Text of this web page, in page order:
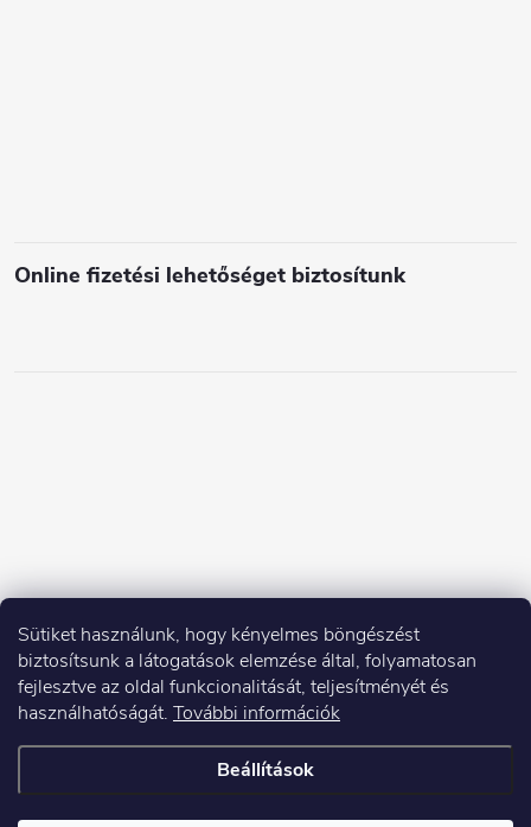
Sütiket használunk, hogy kényelmes böngészést
biztosítsunk a látogatások elemzése által, folyamatosan
fejlesztve az oldal funkcionalitását, teljesítményét és
használhatóságát. További információk
Beállítások
Online fizetési lehetőséget biztosítunk
Copyright 2026Elektroshock.hu. Minden jog fenntartva.